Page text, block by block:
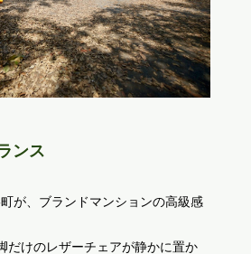
ンス
が、ブランドマンションの高級感
だけのレザーチェアが静かに置か